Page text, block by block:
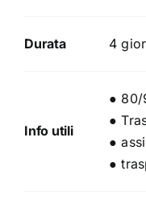
Durata 4
Info utili
● 80/
●
●
●